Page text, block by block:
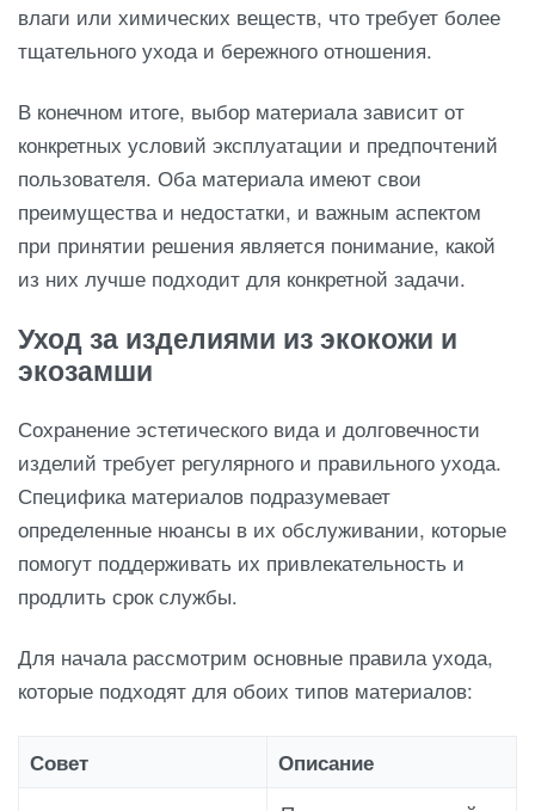
влаги или химических веществ, что требует более
тщательного ухода и бережного отношения.
В конечном итоге, выбор материала зависит от
конкретных условий эксплуатации и предпочтений
пользователя. Оба материала имеют свои
преимущества и недостатки, и важным аспектом
при принятии решения является понимание, какой
из них лучше подходит для конкретной задачи.
Уход за изделиями из экокожи и
экозамши
Сохранение эстетического вида и долговечности
изделий требует регулярного и правильного ухода.
Специфика материалов подразумевает
определенные нюансы в их обслуживании, которые
помогут поддерживать их привлекательность и
продлить срок службы.
Для начала рассмотрим основные правила ухода,
которые подходят для обоих типов материалов:
Совет
Описание